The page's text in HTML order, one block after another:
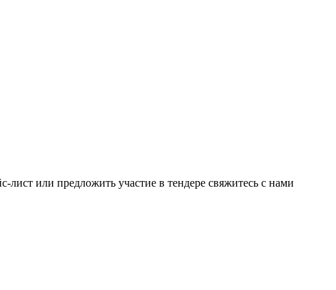
лист или предложить участие в тендере свяжитесь с нами